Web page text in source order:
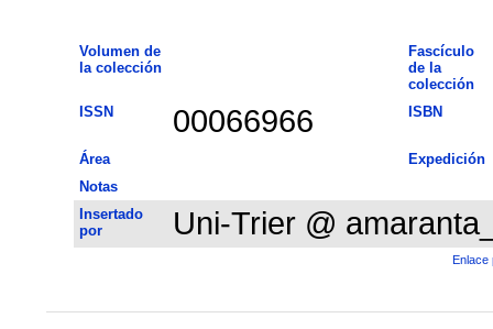
Volumen de
la colección
Fascículo
de la
colección
ISSN
00066966 ISBN
Área
Expedición
Notas
Insertado
por
Uni-Trier @
Enlace